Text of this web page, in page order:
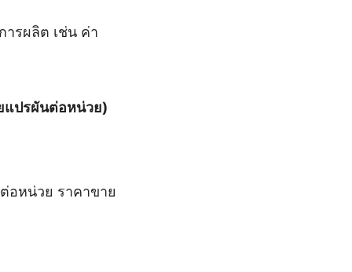
ารผลิต เช่น ค่า
แปรผันต่อหน่วย)
อหน่วย ราคาขาย